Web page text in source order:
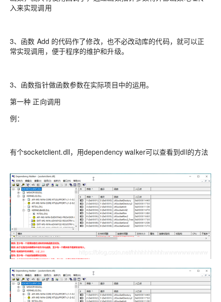
入来实现调用
3、函数 Add 的代码作了修改，也不必改动库的代码，就可以正
常实现调用，便于程序的维护和升级。
3、函数指针做函数参数在实际项目中的运用。
第一种 正向调用
例：
有个socketclient.dll，用dependency walker可以查看到dll的方法